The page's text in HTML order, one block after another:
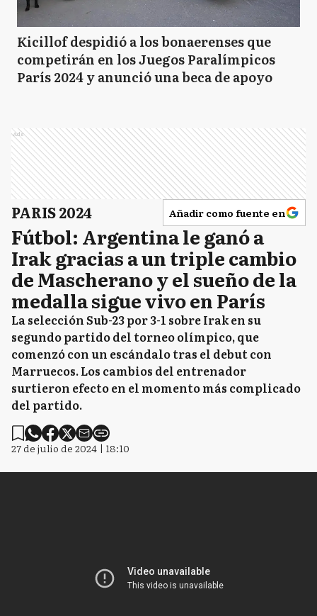
Kicillof despidió a los bonaerenses que
competirán en los Juegos Paralímpicos
París 2024 y anunció una beca de apoyo
Ads
PARIS 2024 Añadir como fuente en
Fútbol: Argentina le ganó a
Irak gracias a un triple cambio
de Mascherano y el sueño de la
medalla sigue vivo en París
La selección Sub-23 por 3-1 sobre Irak en su
segundo partido del torneo olímpico, que
comenzó con un escándalo tras el debut con
Marruecos. Los cambios del entrenador
surtieron efecto en el momento más complicado
del partido.
27 de julio de 2024 | 18:10